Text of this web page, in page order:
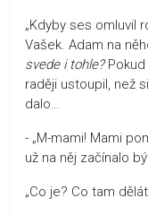
„Kdyby ses omluvil
Vašek. Adam na
svede i tohle?Pokud
raději ustoupil, než
dalo…
- „M-mami! Mami
už na něj začínalo
„Co je? Co tam